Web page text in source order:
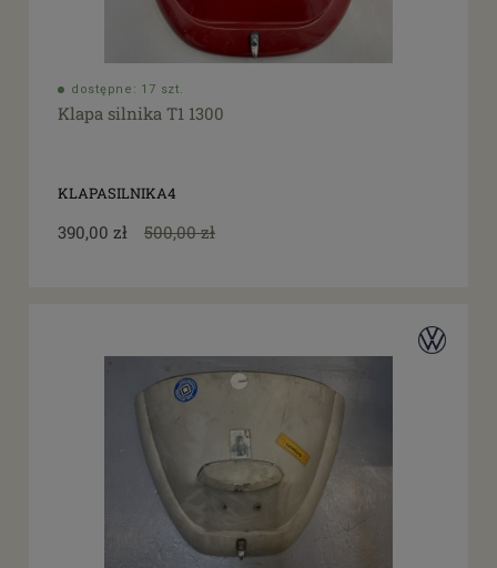
dostępne: 17 szt.
Klapa silnika T1 1300
KLAPASILNIKA4
390,00 zł 500,00 zł